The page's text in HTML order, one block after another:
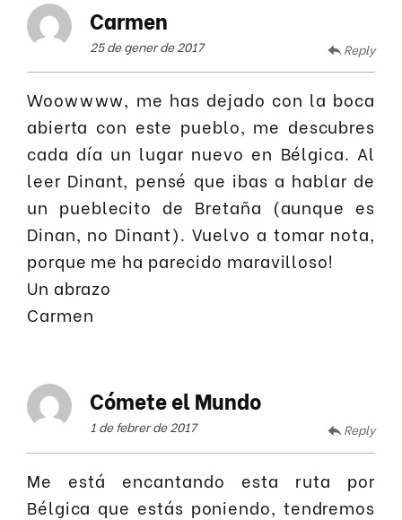
Carmen
25 de gener de 2017 Reply
Woowwww, me has dejado con la boca
abierta con este pueblo, me descubres
cada día un lugar nuevo en Bélgica. Al
leer Dinant, pensé que ibas a hablar de
un pueblecito de Bretaña (aunque es
Dinan, no Dinant). Vuelvo a tomar nota,
porque me ha parecido maravilloso!
Un abrazo
Carmen
Cómete el Mundo
1 de febrer de 2017 Reply
Me está encantando esta ruta por
Bélgica que estás poniendo, tendremos